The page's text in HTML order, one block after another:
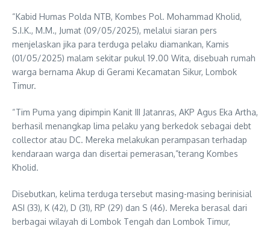
“Kabid Humas Polda NTB, Kombes Pol. Mohammad Kholid,
S.I.K., M.M., Jumat (09/05/2025), melalui siaran pers
menjelaskan jika para terduga pelaku diamankan, Kamis
(01/05/2025) malam sekitar pukul 19.00 Wita, disebuah rumah
warga bernama Akup di Gerami Kecamatan Sikur, Lombok
Timur.
“Tim Puma yang dipimpin Kanit III Jatanras, AKP Agus Eka Artha,
berhasil menangkap lima pelaku yang berkedok sebagai debt
collector atau DC. Mereka melakukan perampasan terhadap
kendaraan warga dan disertai pemerasan,”terang Kombes
Kholid.
Disebutkan, kelima terduga tersebut masing-masing berinisial
ASI (33), K (42), D (31), RP (29) dan S (46). Mereka berasal dari
berbagai wilayah di Lombok Tengah dan Lombok Timur,